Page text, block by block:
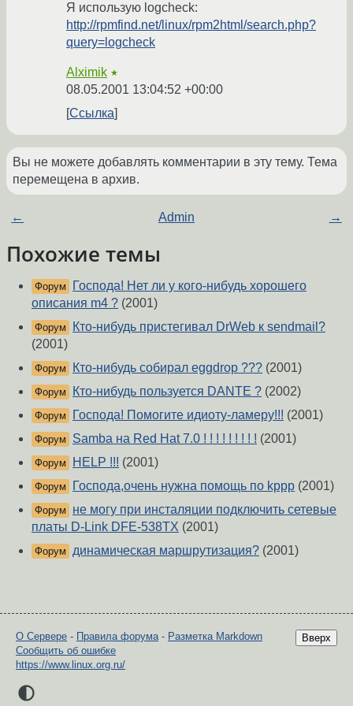
Я использую logcheck:
http://rpmfind.net/linux/rpm2html/search.php?
query=logcheck
Alximik ★
08.05.2001 13:04:52 +00:00
Ссылка
Вы не можете добавлять комментарии в эту тему. Тема
перемещена в архив.
← Admin →
Похожие темы
Форум
Господа! Нет ли у кого-нибудь хорошего
описания m4 ? (2001)
Форум
Кто-нибудь пристегивал DrWeb к sendmail?
(2001)
Форум Кто-нибудь собирал eggdrop ??? (2001)
Форум Кто-нибудь пользуется DANTE ? (2002)
Форум Господа! Помогите идиоту-ламеру!!! (2001)
Форум Samba на Red Hat 7.0 ! ! ! ! ! ! ! ! ! (2001)
Форум HELP !!! (2001)
Форум Господа,очень нужна помощь по kppp (2001)
Форум
не могу при инсталяции подключить сетевые
платы D-Link DFE-538TX (2001)
Форум динамическая маршрутизация? (2001)
Вверх
О Сервере - Правила форума - Разметка Markdown
Сообщить об ошибке
https://www.linux.org.ru/